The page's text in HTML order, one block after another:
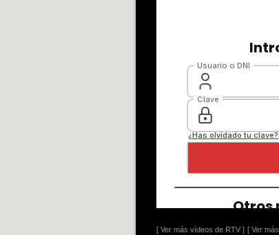
[ Ver más vídeos de RTV ] [ Ver